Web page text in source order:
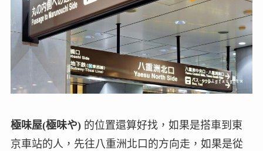
極味屋(極味や) 的位置還算好找，如果是搭車到東
京車站的人，先往八重洲北口的方向走，如果是從